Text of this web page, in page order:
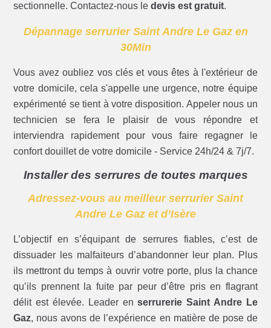
sectionnelle. Contactez-nous ledevis est gratuit.
Dépannage serrurier Saint Andre Le Gaz en
30Min
Vous avez oubliez vos clés et vous êtes à l'extérieur de
votre domicile, cela s'appelle une urgence, notre équipe
expérimenté se tient à votre disposition. Appeler nous un
technicien se fera le plaisir de vous répondre et
interviendra rapidement pour vous faire regagner le
confort douillet de votre domicile - Service 24h/24 & 7j/7.
Installer des serrures de toutes marques
Adressez-vous au meilleur serrurier Saint
Andre Le Gaz et d’Isère
L’objectif en s’équipant de serrures fiables, c’est de
dissuader les malfaiteurs d’abandonner leur plan. Plus
ils mettront du temps à ouvrir votre porte, plus la chance
qu’ils prennent la fuite par peur d’être pris en flagrant
délit est élevée. Leader enserrurerie Saint Andre Le
Gaz, nous avons de l’expérience en matière de pose de